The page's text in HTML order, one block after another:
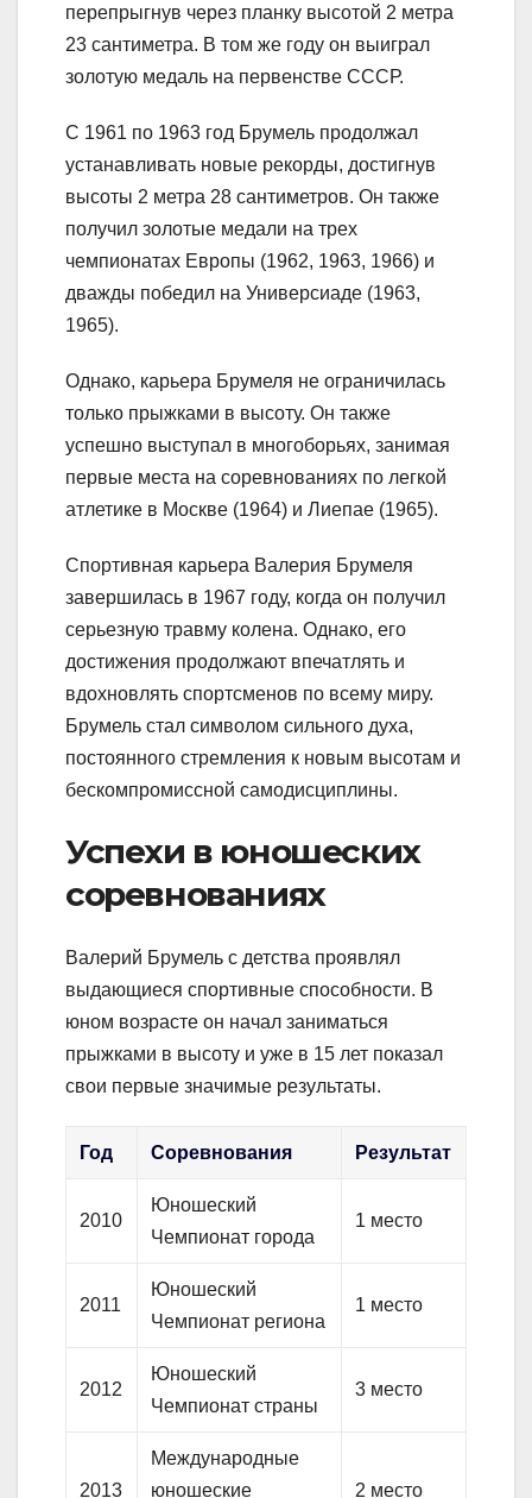
перепрыгнув через планку высотой 2 метра
23 сантиметра. В том же году он выиграл
золотую медаль на первенстве СССР.
С 1961 по 1963 год Брумель продолжал
устанавливать новые рекорды, достигнув
высоты 2 метра 28 сантиметров. Он также
получил золотые медали на трех
чемпионатах Европы (1962, 1963, 1966) и
дважды победил на Универсиаде (1963,
1965).
Однако, карьера Брумеля не ограничилась
только прыжками в высоту. Он также
успешно выступал в многоборьях, занимая
первые места на соревнованиях по легкой
атлетике в Москве (1964) и Лиепае (1965).
Спортивная карьера Валерия Брумеля
завершилась в 1967 году, когда он получил
серьезную травму колена. Однако, его
достижения продолжают впечатлять и
вдохновлять спортсменов по всему миру.
Брумель стал символом сильного духа,
постоянного стремления к новым высотам и
бескомпромиссной самодисциплины.
Успехи в юношеских
соревнованиях
Валерий Брумель с детства проявлял
выдающиеся спортивные способности. В
юном возрасте он начал заниматься
прыжками в высоту и уже в 15 лет показал
свои первые значимые результаты.
Год Соревнования Результат
2010
Юношеский
Чемпионат города
1 место
2011
Юношеский
Чемпионат региона
1 место
2012
Юношеский
Чемпионат страны
3 место
2013
Международные
юношеские
2 место